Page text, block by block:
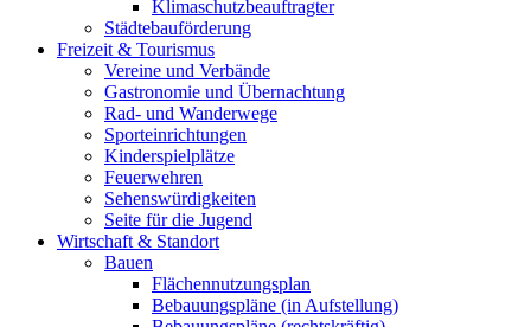
Klimaschutzbeauftragter
Städtebauförderung
Freizeit & Tourismus
Vereine und Verbände
Gastronomie und Übernachtung
Rad- und Wanderwege
Sporteinrichtungen
Kinderspielplätze
Feuerwehren
Sehenswürdigkeiten
Seite für die Jugend
Wirtschaft & Standort
Bauen
Flächennutzungsplan
Bebauungspläne (in Aufstellung)